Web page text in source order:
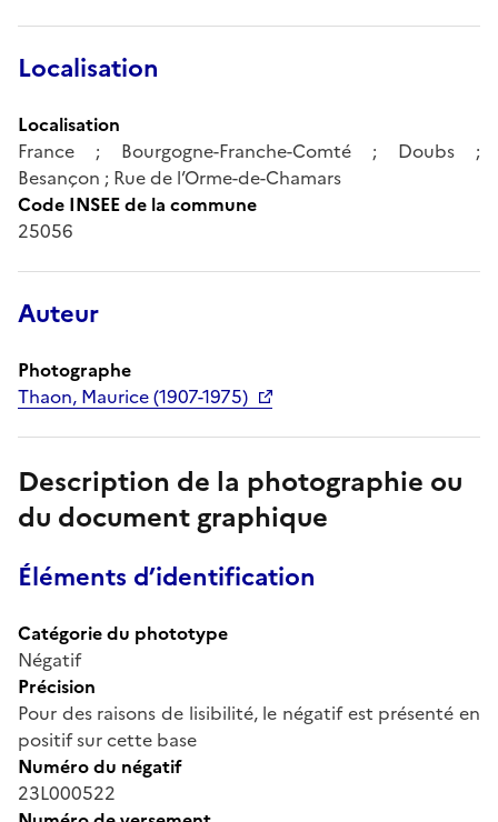
Localisation
Localisation
France ; Bourgogne-Franche-Comté ; Doubs ;
Besançon ; Rue de l’Orme-de-Chamars
Code INSEE de la commune
25056
Auteur
Photographe
Thaon, Maurice (1907-1975)
Description de la photographie ou
du document graphique
Éléments d’identification
Catégorie du phototype
Négatif
Précision
Pour des raisons de lisibilité, le négatif est présenté en
positif sur cette base
Numéro du négatif
23L000522